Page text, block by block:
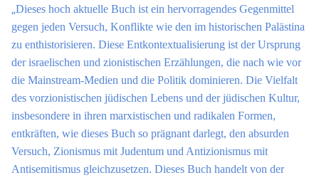
„Dieses hoch aktuelle Buch ist ein hervorragendes Gegenmittel
gegen jeden Versuch, Konflikte wie den im historischen Palästina
zu enthistorisieren. Diese Entkontextualisierung ist der Ursprung
der israelischen und zionistischen Erzählungen, die nach wie vor
die Mainstream-Medien und die Politik dominieren. Die Vielfalt
des vorzionistischen jüdischen Lebens und der jüdischen Kultur,
insbesondere in ihren marxistischen und radikalen Formen,
entkräften, wie dieses Buch so prägnant darlegt, den absurden
Versuch, Zionismus mit Judentum und Antizionismus mit
Antisemitismus gleichzusetzen. Dieses Buch handelt von der